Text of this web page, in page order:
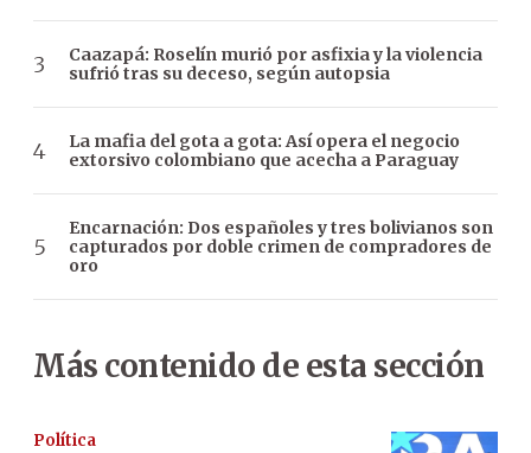
Caazapá: Roselín murió por asfixia y la violencia
sufrió tras su deceso, según autopsia
La mafia del gota a gota: Así opera el negocio
extorsivo colombiano que acecha a Paraguay
Encarnación: Dos españoles y tres bolivianos son
capturados por doble crimen de compradores de
oro
Más contenido de esta sección
Política